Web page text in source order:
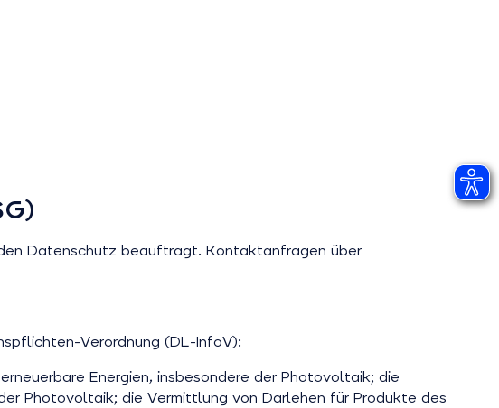
Datenschutz beauftragt. Kontaktanfragen über
Verordnung (DL-InfoV):
Energien, insbesondere der Photovoltaik; die
Photovoltaik; die Vermittlung von Darlehen für Produkte des